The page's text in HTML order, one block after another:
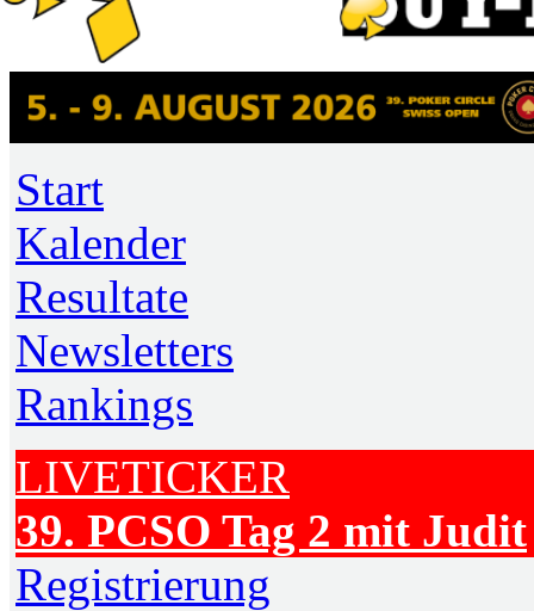
Start
Kalender
Resultate
Newsletters
Rankings
LIVETICKER
39. PCSO Tag 2 mit Judit
Registrierung